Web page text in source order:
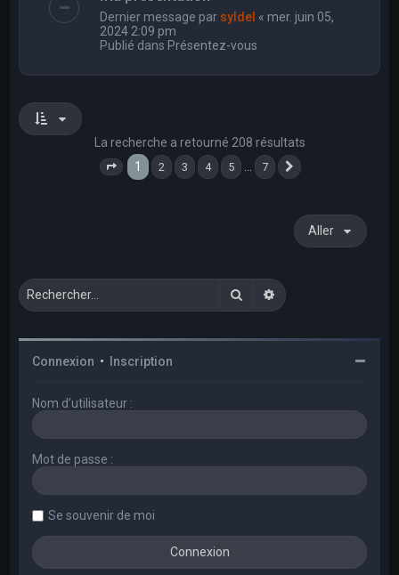
Dernier message par syldel « mer. juin 05,
2024 2:09 pm
Publié dans Présentez-vous
La recherche a retourné 208 résultats
Page 1 sur
1 2 3 4 5 7
Aller
RechercherRecherche avancée
Connexion • Inscription
Nom d’utilisateur :
Mot de passe :
Se souvenir de moi